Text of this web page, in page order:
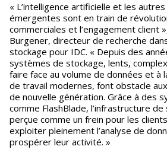
« L’intelligence artificielle et les
émergentes sont en train de
commerciales et l’engagement client
Burgener, directeur de recherche
stockage pour IDC. « Depuis des
systèmes de stockage, lents,
faire face au volume de données et à
de travail modernes, font obstacle
de nouvelle génération. Grâce à des
comme FlashBlade, l’infrastructure de
perçue comme un frein pour les
exploiter pleinement l’analyse de
prospérer leur activité. »